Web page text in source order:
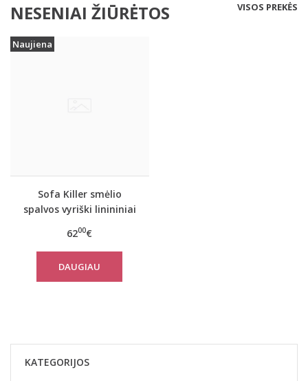
NESENIAI ŽIŪRĖTOS VISOS PREKĖS
Naujiena
Sofa Killer smėlio
spalvos vyriški linininiai
6200€
DAUGIAU
KATEGORIJOS